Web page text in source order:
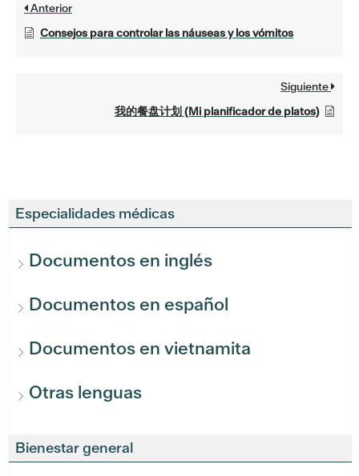
Especialidades médicas
Documentos en inglés
Documentos en español
Documentos en vietnamita
Otras lenguas
Bienestar general
Anterior
Consejos para controlar las náuseas y los vómitos
Siguiente
我的餐盘计划 (Mi planificador de platos)